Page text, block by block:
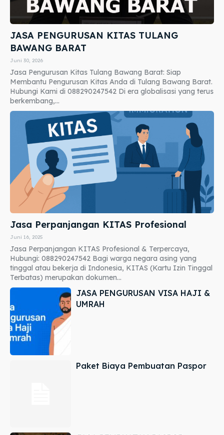
JASA PENGURUSAN KITAS TULANG
BAWANG BARAT
Juni 30, 2026
Jasa Pengurusan Kitas Tulang Bawang Barat: Siap
Membantu Pengurusan Kitas Anda di Tulang Bawang Barat.
Hubungi Kami di 088290247542 Di era globalisasi yang terus
berkembang,...
Jasa Perpanjangan KITAS Profesional
Juni 16, 2025
Jasa Perpanjangan KITAS Profesional & Terpercaya,
Hubungi: 088290247542 Bagi warga negara asing yang
tinggal atau bekerja di Indonesia, KITAS (Kartu Izin Tinggal
Terbatas) merupakan dokumen...
JASA PENGURUSAN VISA HAJI &
UMRAH
Paket Biaya Pembuatan Paspor